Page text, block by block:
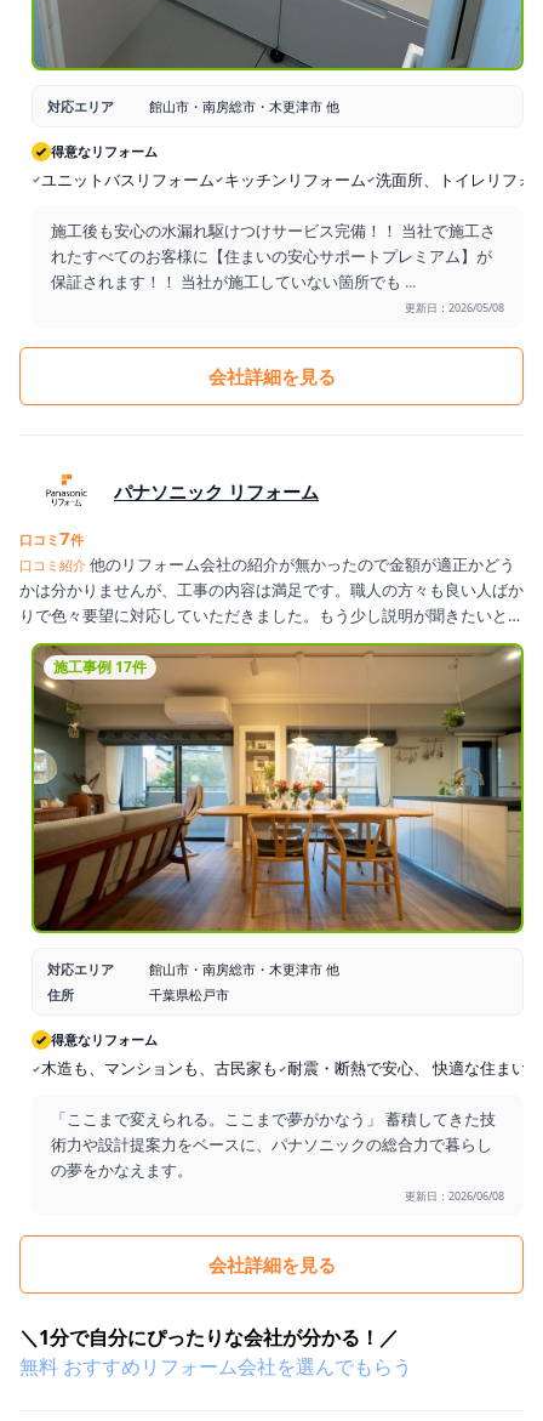
対応エリア 館山市・南房総市・木更津市 他
得意なリフォーム
ユニットバスリフォーム キッチンリフォーム 洗面所、トイレリフォ
施工後も安心の水漏れ駆けつけサービス完備！！ 当社で施工さ
れたすべてのお客様に【住まいの安心サポートプレミアム】が
保証されます！！ 当社が施工していない箇所でも ...
更新日：2026/05/08
会社詳細を見る
パナソニック リフォーム
口コミ 7件
口コミ紹介 他のリフォーム会社の紹介が無かったので金額が適正かどう
かは分かりませんが、工事の内容は満足です。職人の方々も良い人ばか
りで色々要望に対応していただきました。もう少し説明が聞きたいと思
った所もありましたが、総体的に納得のいく仕上がりです。
施工事例 17件
対応エリア
館山市・南房総市・木更津市 他
住所
千葉県松戸市
得意なリフォーム
木造も、マンションも、古民家も 耐震・断熱で安心、 快適な住まいに
「ここまで変えられる。ここまで夢がかなう」 蓄積してきた技
術力や設計提案力をベースに、パナソニックの総合力で暮らし
の夢をかなえます。
更新日：2026/06/08
会社詳細を見る
＼1分で自分にぴったりな会社が分かる！／
無料 おすすめリフォーム会社を選んでもらう